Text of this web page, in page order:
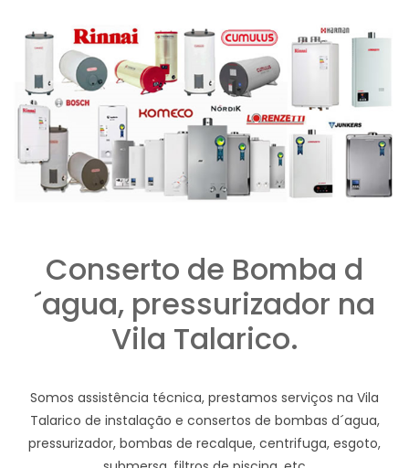
Conserto de Bomba d
´agua, pressurizador na
Vila Talarico.
Somos assistência técnica, prestamos serviços na Vila
Talarico de instalação e consertos de bombas d´agua,
pressurizador, bombas de recalque, centrifuga, esgoto,